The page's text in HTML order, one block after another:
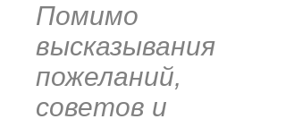
Помимо
высказывания
пожеланий,
советов и